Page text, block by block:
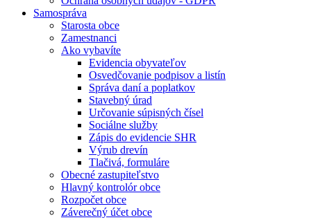
Samospráva
Starosta obce
Zamestnanci
Ako vybavíte
Evidencia obyvateľov
Osvedčovanie podpisov a listín
Správa daní a poplatkov
Stavebný úrad
Určovanie súpisných čísel
Sociálne služby
Zápis do evidencie SHR
Výrub drevín
Tlačivá, formuláre
Obecné zastupiteľstvo
Hlavný kontrolór obce
Rozpočet obce
Záverečný účet obce